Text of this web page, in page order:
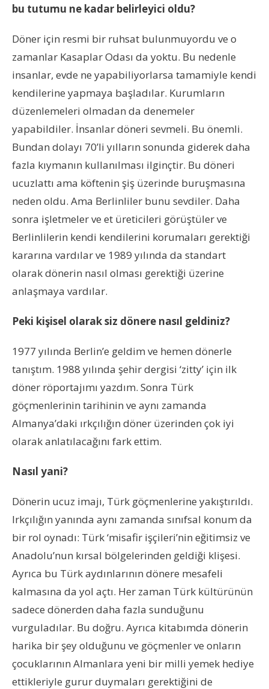
bu tutumu ne kadar belirleyici oldu?
Döner için resmi bir ruhsat bulunmuyordu ve o
zamanlar Kasaplar Odası da yoktu. Bu nedenle
insanlar, evde ne yapabiliyorlarsa tamamiyle kendi
kendilerine yapmaya başladılar. Kurumların
düzenlemeleri olmadan da denemeler
yapabildiler. İnsanlar döneri sevmeli. Bu önemli.
Bundan dolayı 70’li yılların sonunda giderek daha
fazla kıymanın kullanılması ilginçtir. Bu döneri
ucuzlattı ama köftenin şiş üzerinde buruşmasına
neden oldu. Ama Berlinliler bunu sevdiler. Daha
sonra işletmeler ve et üreticileri görüştüler ve
Berlinlilerin kendi kendilerini korumaları gerektiği
kararına vardılar ve 1989 yılında da standart
olarak dönerin nasıl olması gerektiği üzerine
anlaşmaya vardılar.
Peki kişisel olarak siz dönere nasıl geldiniz?
1977 yılında Berlin’e geldim ve hemen dönerle
tanıştım. 1988 yılında şehir dergisi ‘zitty’ için ilk
döner röportajımı yazdım. Sonra Türk
göçmenlerinin tarihinin ve aynı zamanda
Almanya’daki ırkçılığın döner üzerinden çok iyi
olarak anlatılacağını fark ettim.
Nasıl yani?
Dönerin ucuz imajı, Türk göçmenlerine yakıştırıldı.
Irkçılığın yanında aynı zamanda sınıfsal konum da
bir rol oynadı: Türk ‘misafir işçileri’nin eğitimsiz ve
Anadolu’nun kırsal bölgelerinden geldiği klişesi.
Ayrıca bu Türk aydınlarının dönere mesafeli
kalmasına da yol açtı. Her zaman Türk kültürünün
sadece dönerden daha fazla sunduğunu
vurguladılar. Bu doğru. Ayrıca kitabımda dönerin
harika bir şey olduğunu ve göçmenler ve onların
çocuklarının Almanlara yeni bir milli yemek hediye
ettikleriyle gurur duymaları gerektiğini de